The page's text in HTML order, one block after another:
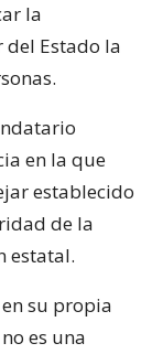
la
del Estado la
en la que
establecido
de la
estatal.
su propia
es una